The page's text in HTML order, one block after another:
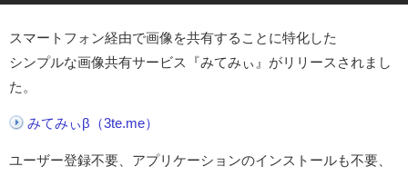
スマートフォン経由で画像を共有することに特化した
シンプルな画像共有サービス『みてみぃ』がリリースされまし
た。
みてみぃβ（3te.me）
ユーザー登録不要、アプリケーションのインストールも不要、